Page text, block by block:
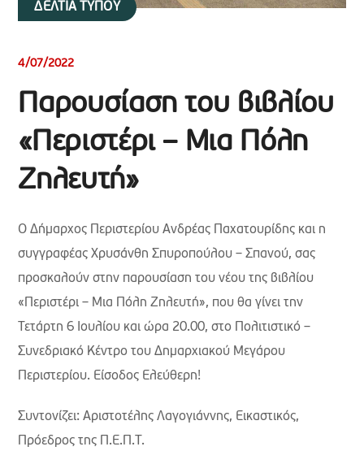
ΔΕΛΤΙΑ ΤΥΠΟΥ
4/07/2022
Παρουσίαση του βιβλίου
«Περιστέρι – Μια Πόλη
Ζηλευτή»
Ο Δήμαρχος Περιστερίου Ανδρέας Παχατουρίδης και η
συγγραφέας Χρυσάνθη Σπυροπούλου – Σπανού, σας
προσκαλούν στην παρουσίαση του νέου της βιβλίου
«Περιστέρι – Μια Πόλη Ζηλευτή», που θα γίνει την
Τετάρτη 6 Ιουλίου και ώρα 20.00, στο Πολιτιστικό –
Συνεδριακό Κέντρο του Δημαρχιακού Μεγάρου
Περιστερίου. Είσοδος Ελεύθερη!
Συντονίζει: Αριστοτέλης Λαγογιάννης, Εικαστικός,
Πρόεδρος της Π.Ε.Π.Τ.